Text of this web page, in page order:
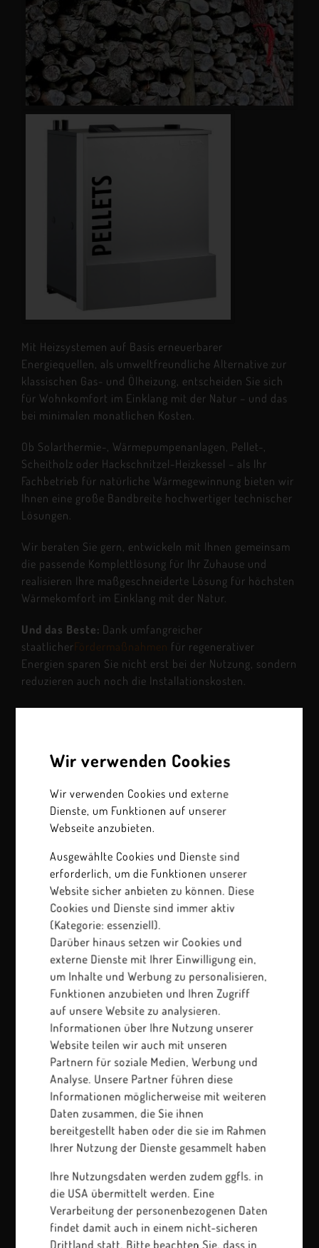
Mit Heizsystemen auf Basis erneuerbarer
Energiequellen, als umweltfreundliche Alternative zur
klassischen Gas- und Ölheizung, entscheiden Sie sich
für Wohnkomfort im Einklang mit der Natur – und das
bei minimalen monatlichen Kosten.
Ob Solarthermie-, Wärmepumpenanlagen, Pellet-,
Scheitholz oder Hackschnitzel-Heizkessel – als Ihr
Fachbetrieb für natürliche Wärmegewinnung bieten wir
Ihnen eine große Bandbreite hochwertiger technischer
Lösungen.
Wir beraten Sie gern, entwickeln mit Ihnen gemeinsam
die passende Komplettlösung für Ihr Zuhause und
realisieren Ihre maßgeschneiderte Lösung für höchsten
Wärmekomfort im Einklang mit der Natur.
Und das Beste: Dank umfangreicher
staatlicher Fördermaßnahmen für regenerativer
Energien sparen Sie nicht erst bei der Nutzung, sondern
reduzieren auch noch die Installationskosten.
Für das Abspielen des Videos wird YouTube
eingesetzt. Um dieses zu laden, benötigen wir
Ihre Einwilligung. Mit Klick auf Cookie
Ihrer Daten an YouTube und damit in das
nicht-sichere Drittland USA ein. In den USA
besteht kein mit den Vorgaben der DSGVO
vergleichbares Datenschutzniveau. Diese
Einwilligung ist freiwillig und kann jederzeit
ohne Angabe von Gründen mit Wirkung für die
Zukunft über das Consent-Management
widerrufen werden. Weitere Informationen
finden Sie in unsererDatenschutzerklärung
unter VIII Youtube.
Cookie Einstellungen
Wir verwenden Cookies
Wir verwenden Cookies und externe
Dienste, um Funktionen auf unserer
Webseite anzubieten.
Ausgewählte Cookies und Dienste sind
erforderlich, um die Funktionen unserer
Website sicher anbieten zu können. Diese
Cookies und Dienste sind immer aktiv
(Kategorie: essenziell).
Darüber hinaus setzen wir Cookies und
externe Dienste mit Ihrer Einwilligung ein,
um Inhalte und Werbung zu personalisieren,
Funktionen anzubieten und Ihren Zugriff
auf unsere Website zu analysieren.
Informationen über Ihre Nutzung unserer
Website teilen wir auch mit unseren
Partnern für soziale Medien, Werbung und
Analyse. Unsere Partner führen diese
Informationen möglicherweise mit weiteren
Daten zusammen, die Sie ihnen
bereitgestellt haben oder die sie im Rahmen
Ihrer Nutzung der Dienste gesammelt haben
Ihre Nutzungsdaten werden zudem ggfls. in
die USA übermittelt werden. Eine
Verarbeitung der personenbezogenen Daten
findet damit auch in einem nicht-sicheren
Drittland statt. Bitte beachten Sie, dass in